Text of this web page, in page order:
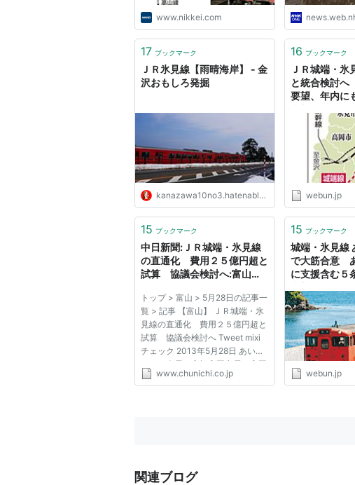
www.nikkei.com
17 ブックマーク
ＪＲ氷見線【雨晴海岸】 - 金
沢おもしろ発掘
kanazawa10no3.hatenablog.com
16 ブックマーク
ＪＲ城端・氷
と統合検討
要望、年内に
webun.jp
15 ブックマーク
中日新聞:ＪＲ城端・氷見線
の直通化 費用２５億円超と
試算 協議会検討へ:富山
トップ > 富山 > 5月28日の記事一
覧 > 記事 【富山】 ＪＲ城端・氷
見線の直通化 費用２５億円超と
試算 協議会検討へ Tweet mixi
チェック 2013年5月28日 あいさ
つする会長の高橋高岡市長＝高岡
市役所で ＪＲ城端・氷見両線の
www.chunichi.co.jp
15 ブックマーク
城端・氷見線
で大筋合意
に支援含む５
webun.jp
関連ブログ